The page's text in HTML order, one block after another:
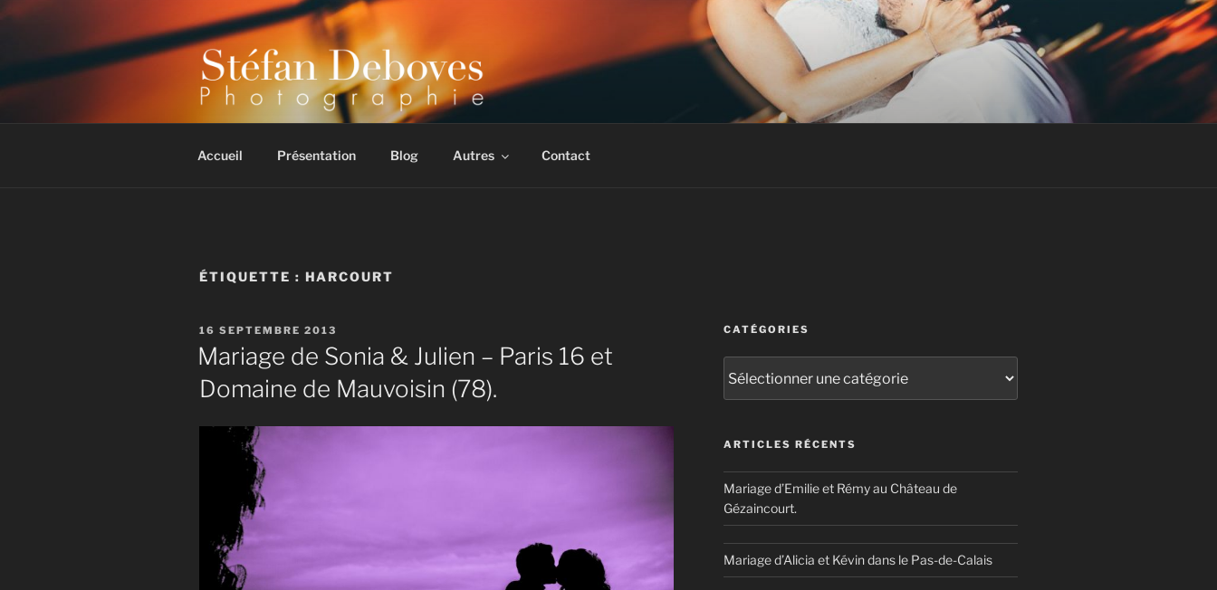
Aller
contenu
principal
Accueil Présentation Blog Autres Contact
ÉTIQUETTE : HARCOURT
PUBLIÉ
LE
16 SEPTEMBRE 2013
Mariage de Sonia & Julien – Paris 16 et
Domaine de Mauvoisin (78).
CATÉGORIES
ARTICLES RÉCENTS
Mariage d’Emilie et Rémy au Château de
Gézaincourt.
Mariage d’Alicia et Kévin dans le Pas-de-Calais